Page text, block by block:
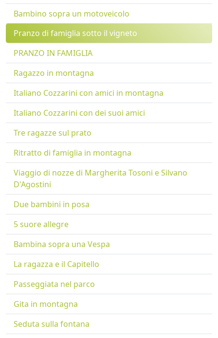
Bambino sopra un motoveicolo
Pranzo di famiglia sotto il vigneto
PRANZO IN FAMIGLIA
Ragazzo in montagna
Italiano Cozzarini con amici in montagna
Italiano Cozzarini con dei suoi amici
Tre ragazze sul prato
Ritratto di famiglia in montagna
Viaggio di nozze di Margherita Tosoni e Silvano
D'Agostini
Due bambini in posa
5 suore allegre
Bambina sopra una Vespa
La ragazza e il Capitello
Passeggiata nel parco
Gita in montagna
Seduta sulla fontana